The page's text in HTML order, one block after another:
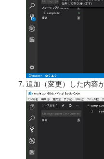
追加（変更）した内容